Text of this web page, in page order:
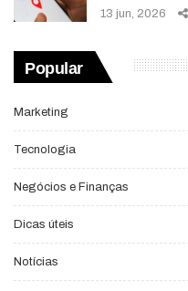
13 jun, 2026
Popular
Marketing
Tecnologia
Negócios e Finanças
Dicas úteis
Notícias